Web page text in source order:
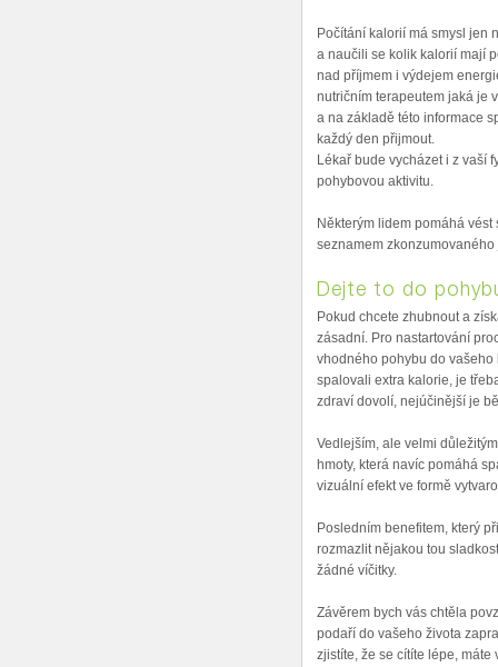
Počítání kalorií má smysl jen
a naučili se kolik kalorií mají
nad příjmem i výdejem
nutričním terapeutem jaká je
a na základě této informace
každý den přijmout.
Lékař bude vycházet i z vaší
pohybovou aktivitu.
Některým lidem pomáhá
seznamem zkonzumovaného
Dejte to do
Pokud chcete zhubnout a
zásadní. Pro nastartování
vhodného pohybu do
spalovali extra kalorie, je
zdraví dovolí, nejúčinější je
Vedlejším, ale velmi
hmoty, která navíc pomáhá
vizuální efekt ve formě
Posledním benefitem, který
rozmazlit nějakou tou
žádné víčitky.
Závěrem bych vás chtěla
podaří do vašeho života
zjistíte, že se cítíte lépe,